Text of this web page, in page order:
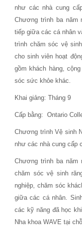
như các nhà cung
Chương trình ba năm
tiếp giữa các cá nhân
trình chăm sóc vệ
cho sinh viên hoạt
gồm khách hàng,
sóc sức khỏe khác.
Khai giảng: Tháng 9
Cấp bằng: Ontario
Chương trình Vệ sinh
như các nhà cung cấp
Chương trình ba năm
chăm sóc vệ sinh
nghiệp, chăm sóc
giữa các cá nhân.
các kỹ năng đã học
Nha khoa WAVE tại